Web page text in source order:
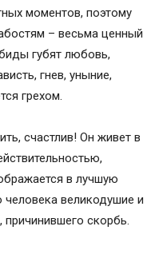
моментов, поэтому
– весьма ценный
губят любовь,
гнев, уныние,
грехом.
счастлив! Он живет в
в лучшую
человека великодушие и
скорбь.